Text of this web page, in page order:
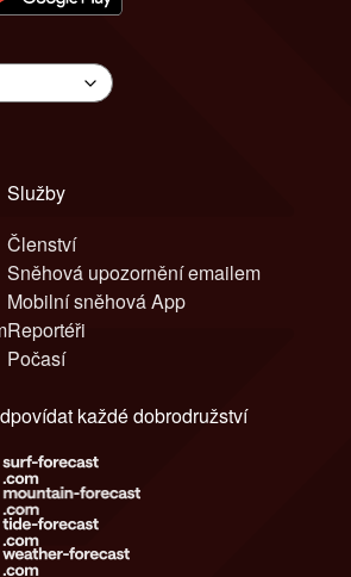
Služby
Členství
Sněhová upozornění emailem
Mobilní sněhová App
Reportéři
Počasí
každé dobrodružství